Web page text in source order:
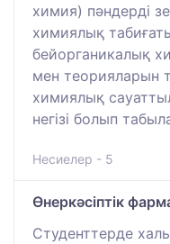
химия) пәндерді
химиялық
бейорганикалық
мен теорияларын
химиялық
негізі болып
Несиелер - 5
Өнеркәсіптік
Студенттерде